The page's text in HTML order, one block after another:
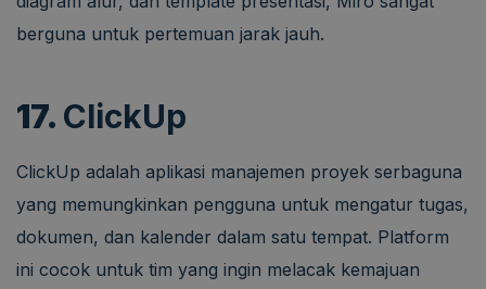
berguna untuk pertemuan jarak jauh.
17. ClickUp
ClickUp adalah aplikasi manajemen proyek serbaguna
yang memungkinkan pengguna untuk mengatur tugas,
dokumen, dan kalender dalam satu tempat. Platform
ini cocok untuk tim yang ingin melacak kemajuan